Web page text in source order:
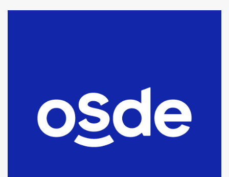
fueron detenidos por
comercialización de drogas en la
tarde del sábado
T.Lauquen: se vendió el edificio de
lo que fue la planta Industrial del